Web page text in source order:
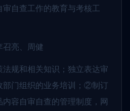
自查工作的教育与考核工
召亮、周健
规和相关知识；独立表达审
部门组织的业务培训；②制订
容自审自查的管理制度，网